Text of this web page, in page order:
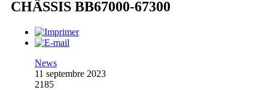
CHÂSSIS BB67000-67300
News
11 septembre 2023
2185